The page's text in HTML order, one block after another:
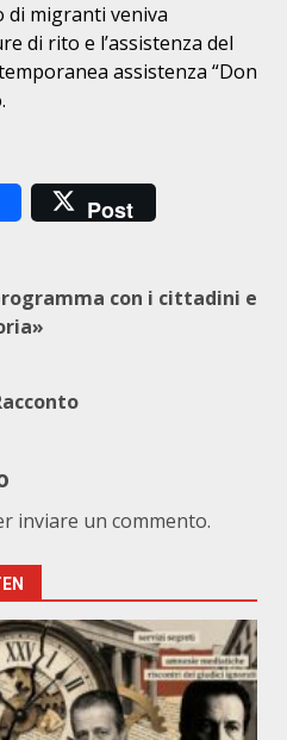
di migranti veniva
di rito e l’assistenza del
assistenza “Don
Post
con i cittadini e
inviare un commento.